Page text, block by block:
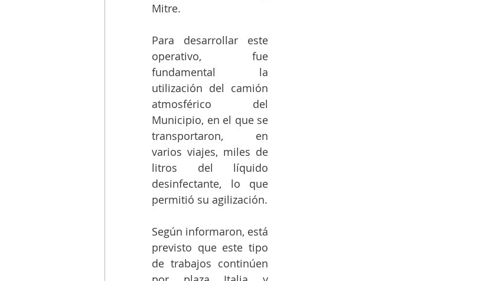
Mitre.
Para desarrollar este
operativo, fue
fundamental la
utilización del camión
atmosférico del
Municipio, en el que se
transportaron, en
varios viajes, miles de
litros del líquido
desinfectante, lo que
permitió su agilización.
Según informaron, está
previsto que este tipo
de trabajos continúen